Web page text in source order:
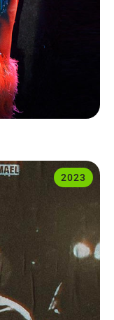
2023